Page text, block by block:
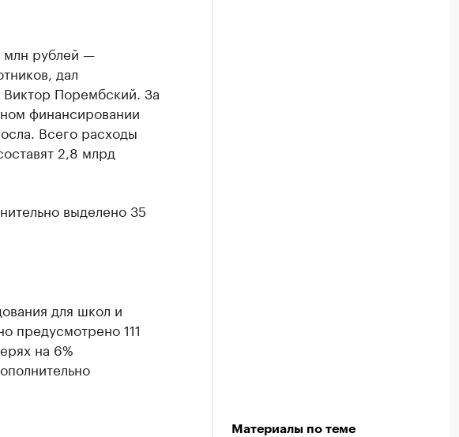
млн рублей —
дал
Порембский. За
финансировании
Всего расходы
2,8 млрд
выделено 35
для школ и
предусмотрено 111
на 6%
Материалы по теме